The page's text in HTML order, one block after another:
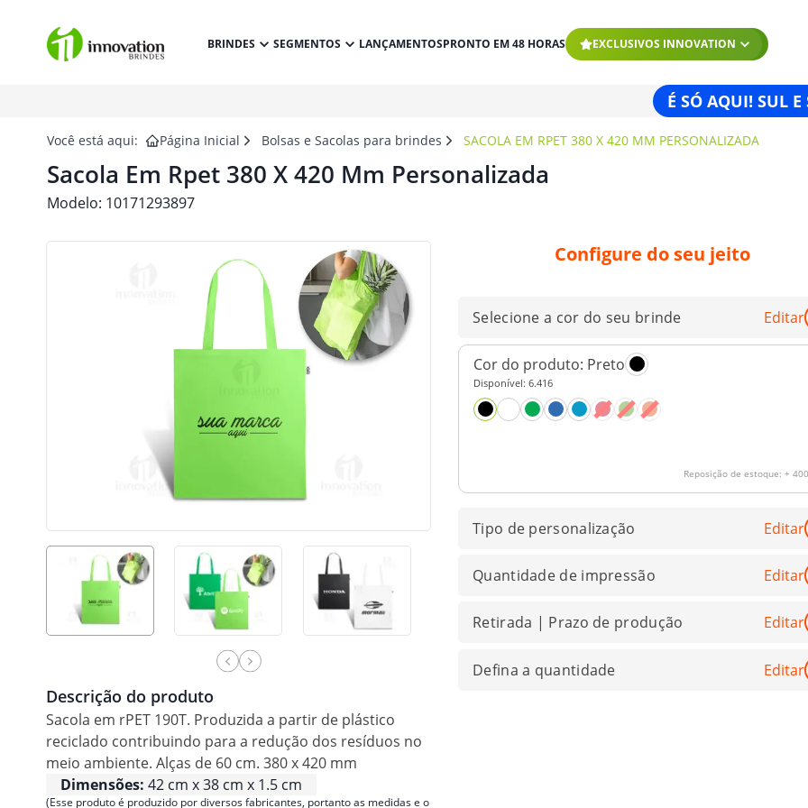
BRINDES SEGMENTOS LANÇAMENTOSPRONTO EM 48 HORAS EXCLUSIVOS INNOVATION
É SÓ AQUI! SUL E
Você está aqui: Página Inicial Bolsas e Sacolas para brindes SACOLA EM RPET 380 X 420 MM PERSONALIZADA
Sacola Em Rpet 380 X 420 Mm Personalizada
Modelo: 10171293897
Descrição do produto
Sacola em rPET 190T. Produzida a partir de plástico
reciclado contribuindo para a redução dos resíduos no
meio ambiente. Alças de 60 cm. 380 x 420 mm
Dimensões: 42 cm x 38 cm x 1.5 cm
(Esse produto é produzido por diversos fabricantes, portanto as medidas e o
Configure do seu jeito
Selecione a cor do seu brinde Editar
Cor do produto: Preto
Disponível: 6.416
Reposição de estoque: +
Tipo de personalização Editar
Quantidade de impressão Editar
Retirada | Prazo de produção Editar
Defina a quantidade Editar